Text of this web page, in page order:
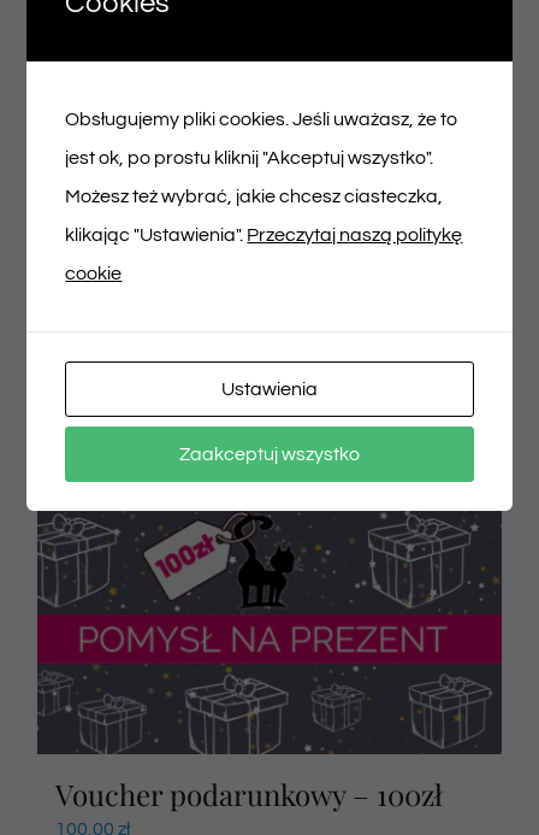
Voucher podarunkowy – 150zł
150,00
Dodaj do koszyka Szczegóły
Voucher podarunkowy – 100zł
100,00 zł
Obsługujemy pliki cookies. Jeśli uważasz, że to
jest ok, po prostu kliknij "Akceptuj wszystko".
Możesz też wybrać, jakie chcesz ciasteczka,
klikając "Ustawienia". Przeczytaj naszą politykę
cookie
Ustawienia
Zaakceptuj wszystko